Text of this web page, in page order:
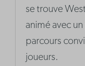
se trouve
animé avec
parcours
joueurs.